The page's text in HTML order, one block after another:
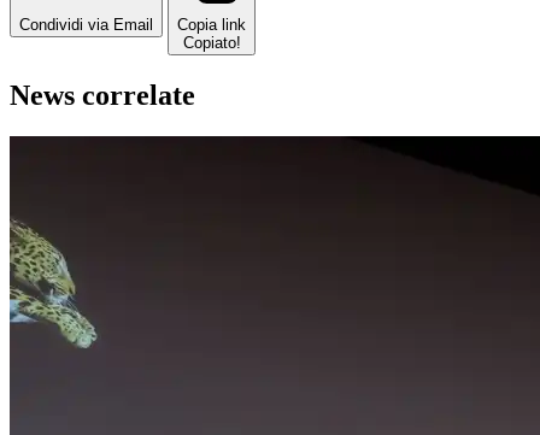
Condividi via Email
Copia link
Copiato!
News correlate